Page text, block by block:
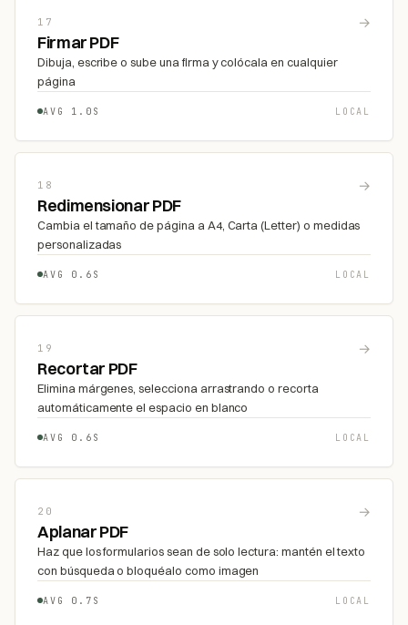
17 →
Firmar PDF
Dibuja, escribe o sube una firma y colócala en cualquier
página
AVG 1.0S LOCAL
18 →
Redimensionar PDF
Cambia el tamaño de página a A4, Carta (Letter) o medidas
personalizadas
AVG 0.6S LOCAL
19 →
Recortar PDF
Elimina márgenes, selecciona arrastrando o recorta
automáticamente el espacio en blanco
AVG 0.6S LOCAL
20 →
Aplanar PDF
Haz que los formularios sean de solo lectura: mantén el texto
con búsqueda o bloquéalo como imagen
AVG 0.7S LOCAL